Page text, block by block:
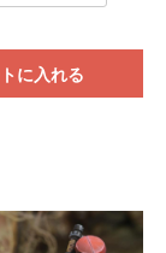
に入れる